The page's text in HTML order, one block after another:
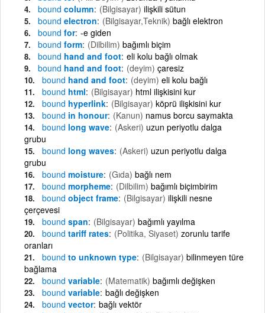
bound column (Bilgisayar) ilişkili sütun
bound electron (Bilgisayar,Teknik) bağlı elektron
bound for -e giden
bound form (Dilbilim) bağımlı biçim
bound hand and foot eli kolu bağlı olmak
bound hand and foot (deyim) çaresiz
bound hand and foot (deyim) eli kolu bağlı
bound html (Bilgisayar) html ilişkisini kur
bound hyperlink (Bilgisayar) köprü ilişkisini kur
bound in honour (Kanun) namus borcu saymakta
bound long wave (Askeri) uzun periyotlu dalga
grubu
bound long waves (Askeri) uzun periyotlu dalga
grubu
bound moisture (Gıda) bağlı nem
bound morpheme (Dilbilim) bağımlı biçimbirim
bound object frame (Bilgisayar) ilişkili nesne
çerçevesi
bound span (Bilgisayar) bağımlı yayılma
bound tariff rates (Politika, Siyaset) zorunlu tarife
oranları
bound to unknown type (Bilgisayar) bilinmeyen türe
bağlama
bound variable (Matematik) bağımlı değişken
bound variable bağlı değişken
bound vector bağlı vektör